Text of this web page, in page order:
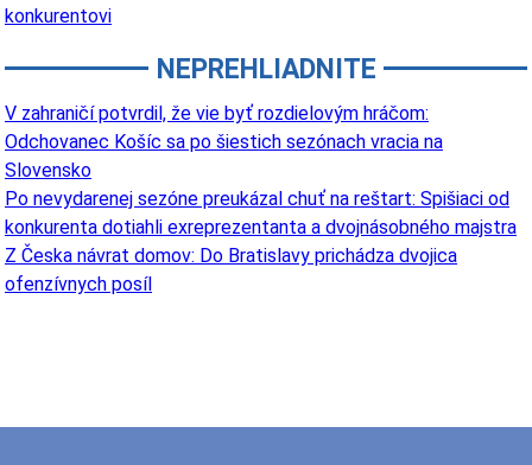
konkurentovi
NEPREHLIADNITE
V zahraničí potvrdil, že vie byť rozdielovým hráčom:
Odchovanec Košíc sa po šiestich sezónach vracia na
Slovensko
Po nevydarenej sezóne preukázal chuť na reštart: Spišiaci od
konkurenta dotiahli exreprezentanta a dvojnásobného majstra
Z Česka návrat domov: Do Bratislavy prichádza dvojica
ofenzívnych posíl